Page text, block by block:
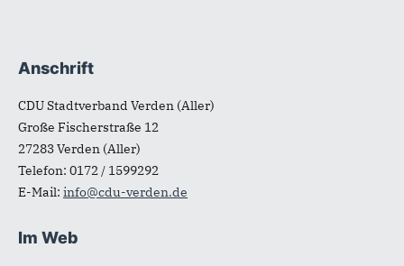
Fußbereich
Anschrift
CDU Stadtverband Verden (Aller)
Große Fischerstraße 12
27283Verden (Aller)
Telefon: 0172 / 1599292
E-Mail: info@cdu-verden.de
Im Web